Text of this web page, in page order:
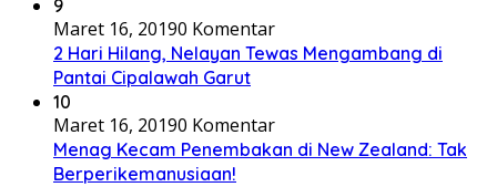
9
Maret 16, 20190 Komentar
2 Hari Hilang, Nelayan Tewas Mengambang di
Pantai Cipalawah Garut
10
Maret 16, 20190 Komentar
Menag Kecam Penembakan di New Zealand: Tak
Berperikemanusiaan!